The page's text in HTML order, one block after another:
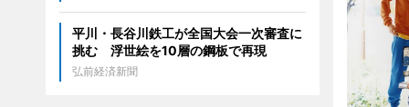
平川・長谷川鉄工が全国大会一次審査に
挑む 浮世絵を10層の鋼板で再現
弘前経済新聞